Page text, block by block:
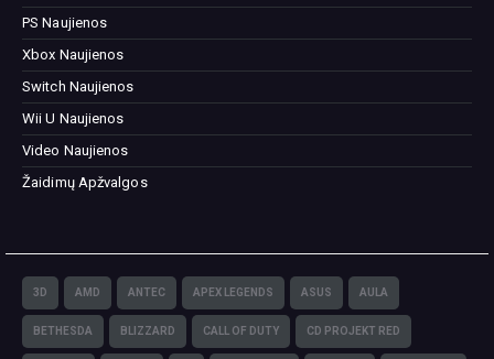
PS Naujienos
Xbox Naujienos
Switch Naujienos
Wii U Naujienos
Video Naujienos
Žaidimų Apžvalgos
3D AMD ANTEC APEX LEGENDS ASUS AULA
BETHESDA BLIZZARD CALL OF DUTY CD PROJEKT RED